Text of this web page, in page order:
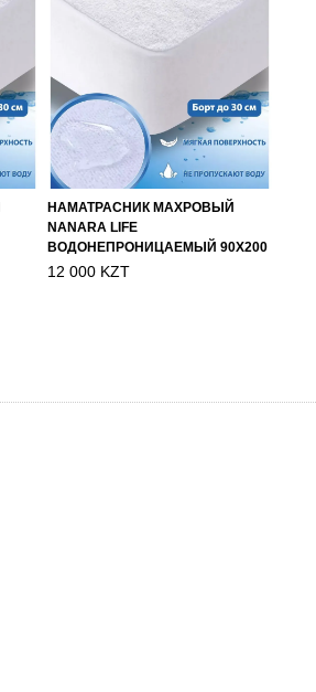
НАМАТРАСНИК МАХРОВЫЙ
NANARA LIFE
ВОДОНЕПРОНИЦАЕМЫЙ 90Х200
12 000 KZT